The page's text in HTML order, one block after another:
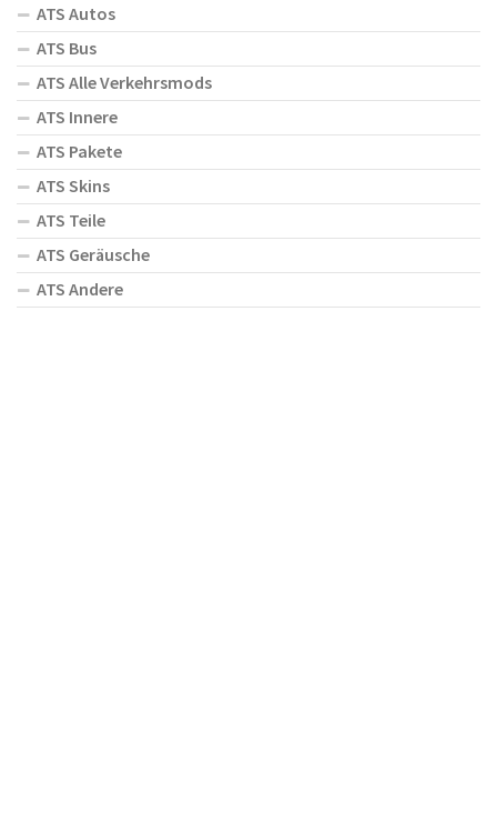
ATS Autos
ATS Bus
ATS Alle Verkehrsmods
ATS Innere
ATS Pakete
ATS Skins
ATS Teile
ATS Geräusche
ATS Andere